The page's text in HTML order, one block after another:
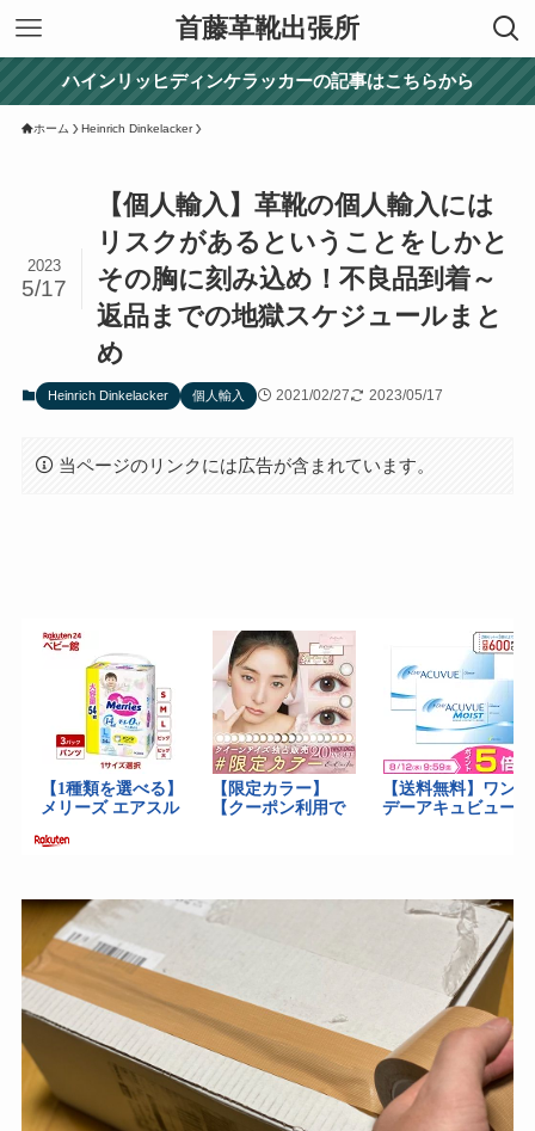
首藤革靴出張所
ハインリッヒディンケラッカーの記事はこちらから
ホーム Heinrich Dinkelacker
【個人輸入】革靴の個人輸入には
リスクがあるということをしかと
その胸に刻み込め！不良品到着～
返品までの地獄スケジュールまと
め
2023
5/17
Heinrich Dinkelacker 個人輸入 2021/02/27 2023/05/17
当ページのリンクには広告が含まれています。